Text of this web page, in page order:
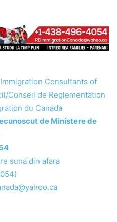
Consultants of
Conseil de Reglementation
du Canada
de Ministere de
din afara